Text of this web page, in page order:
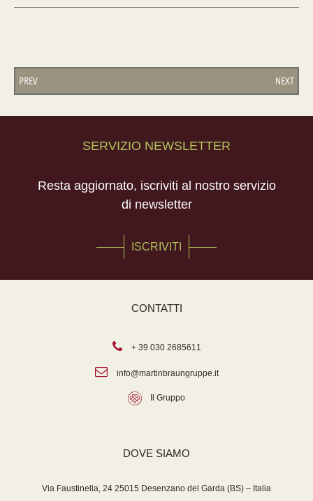
PREV NEXT
SERVIZIO NEWSLETTER
Resta aggiornato, iscriviti al nostro servizio
di newsletter
ISCRIVITI
CONTATTI
+ 39 030 2685611
info@martinbraungruppe.it
Il Gruppo
DOVE SIAMO
Via Faustinella, 24 25015 Desenzano del Garda (BS) – Italia